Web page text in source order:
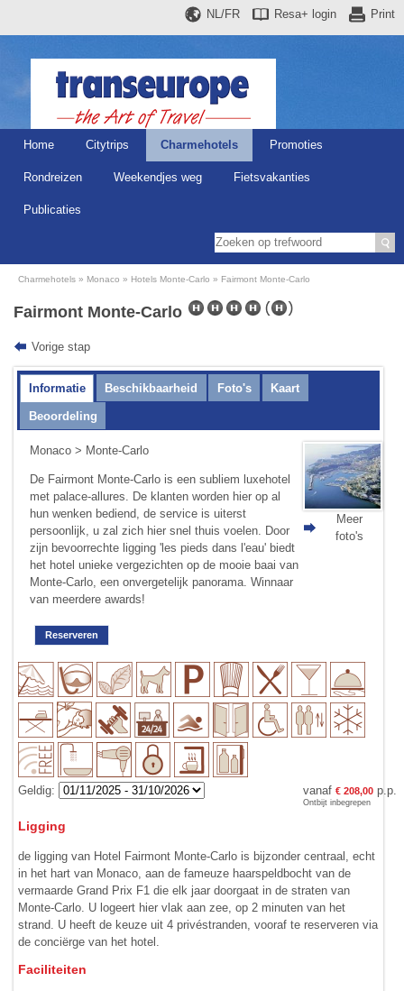
Print
Resa+ login
NL/FR
Home Citytrips Charmehotels Promoties
Rondreizen Weekendjes weg Fietsvakanties
Publicaties
Charmehotels Monaco Hotels Monte-Carlo Fairmont Monte-Carlo
Fairmont Monte-Carlo
Vorige stap
Informatie Beschikbaarheid Foto's Kaart
Beoordeling
Monaco > Monte-Carlo
De Fairmont Monte-Carlo is een subliem luxehotel
met palace-allures. De klanten worden hier op al
hun wenken bediend, de service is uiterst
persoonlijk, u zal zich hier snel thuis voelen. Door
zijn bevoorrechte ligging 'les pieds dans l'eau' biedt
het hotel unieke vergezichten op de mooie baai van
Monte-Carlo, een onvergetelijk panorama. Winnaar
van meerdere awards!
Reserveren
Meer
foto's
Geldig: vanaf € 208,00p.p.
Ontbijt inbegrepen
Ligging
de ligging van Hotel Fairmont Monte-Carlo is bijzonder centraal, echt
in het hart van Monaco, aan de fameuze haarspeldbocht van de
vermaarde Grand Prix F1 die elk jaar doorgaat in de straten van
Monte-Carlo. U logeert hier vlak aan zee, op 2 minuten van het
strand. U heeft de keuze uit 4 privé­stranden, vooraf te reserveren via
de conciërge van het hotel.
Faciliteiten